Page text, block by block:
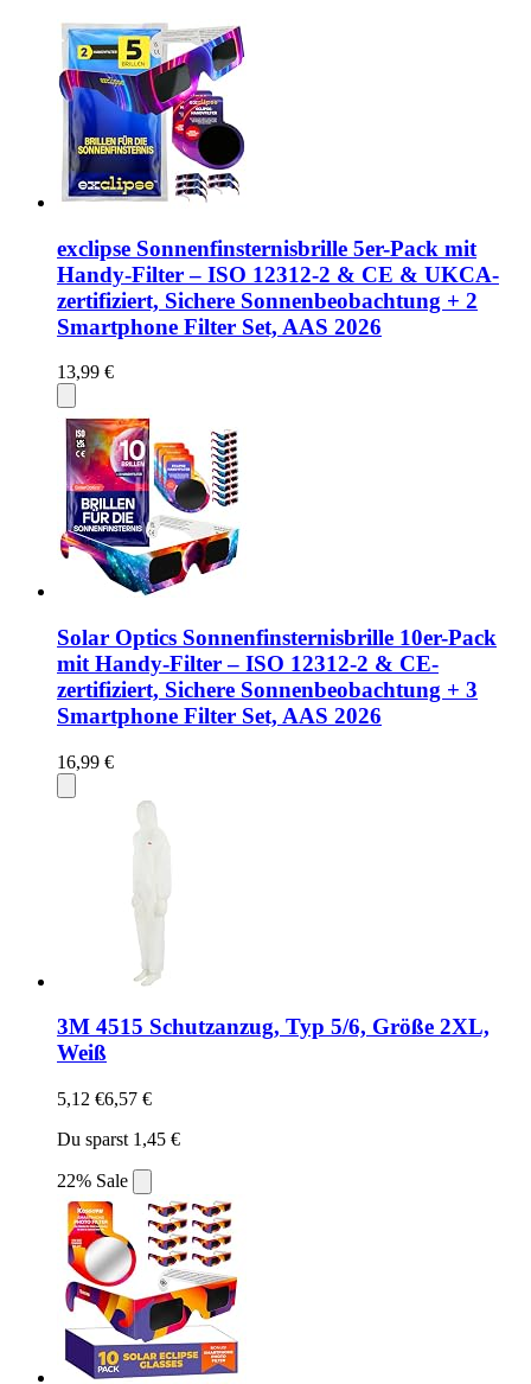
exclipse Sonnenfinsternisbrille 5er-Pack mit
Handy-Filter – ISO 12312-2 & CE & UKCA-
zertifiziert, Sichere Sonnenbeobachtung + 2
Smartphone Filter Set, AAS 2026
13,99 €
Solar Optics Sonnenfinsternisbrille 10er-Pack
mit Handy-Filter – ISO 12312-2 & CE-
zertifiziert, Sichere Sonnenbeobachtung + 3
Smartphone Filter Set, AAS 2026
16,99 €
3M 4515 Schutzanzug, Typ 5/6, Größe 2XL,
Weiß
5,12 €6,57 €
Du sparst 1,45 €
22% Sale